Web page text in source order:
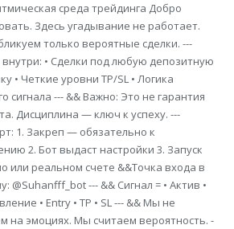
среда трейдинга Добро
Здесь угадывание не работает.
только вероятные сделки. ---
внутри: • Сделки под любую депозитную
• Четкие уровни TP/SL • Логика
сигнала --- && Важно: Это не гарантия
Дисциплина — ключ к успеху. ---
1. Закреп — обязательно к
2. Бот выдаст настройки 3. Запуск
или реальном счете &&Точка входа в
@Suhanfff_bot --- && Сигнал = • Актив •
• Entry • TP • SL --- && Мы не
на эмоциях. Мы считаем вероятность. -